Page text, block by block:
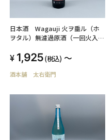
日本酒 Wagauji 火ヲ垂ル（ホ
ヲタル）無濾過原酒（一回火入
1,925 (税込) ～
酒本舗 太右衛門